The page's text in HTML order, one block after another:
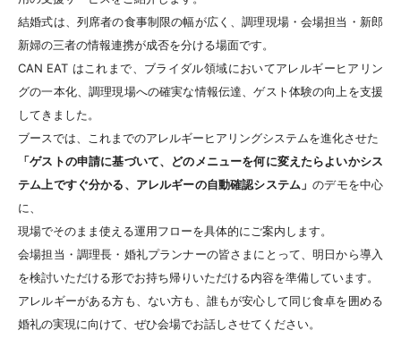
結婚式は、列席者の食事制限の幅が広く、調理現場・会場担当・新郎
新婦の三者の情報連携が成否を分ける場面です。
CAN EAT はこれまで、ブライダル領域においてアレルギーヒアリン
グの一本化、調理現場への確実な情報伝達、ゲスト体験の向上を支援
してきました。
ブースでは、これまでのアレルギーヒアリングシステムを進化させた
「ゲストの申請に基づいて、どのメニューを何に変えたらよいかシス
テム上ですぐ分かる、アレルギーの自動確認システム」のデモを中心
に、
現場でそのまま使える運用フローを具体的にご案内します。
会場担当・調理長・婚礼プランナーの皆さまにとって、明日から導入
を検討いただける形でお持ち帰りいただける内容を準備しています。
アレルギーがある方も、ない方も、誰もが安心して同じ食卓を囲める
婚礼の実現に向けて、ぜひ会場でお話しさせてください。